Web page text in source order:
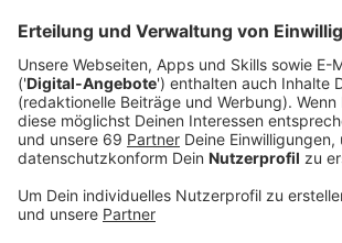
Es geht um ein Thema, das ansteht
Trennungs- und Scheidungsschmerz,
ihrem Album auch verarbeitet nämlich
Trennung von ihrem Mann. Aber sie hat
Problem, dass sie ein Superstar ist. Das